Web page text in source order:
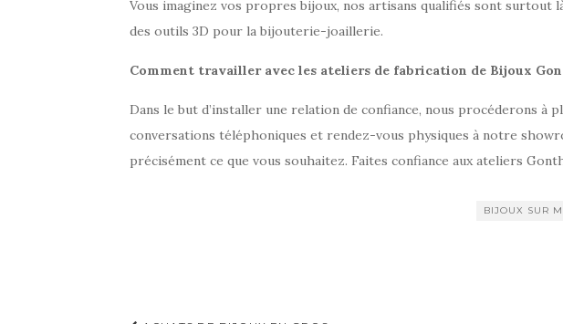
Vous imaginez vos propres bijoux, nos artisans qualifiés sont surtout
des outils 3D pour la bijouterie-joaillerie.
Comment travailler avec les ateliers de fabrication de Bijoux
Dans le but d’installer une relation de confiance, nous procéderons à
conversations téléphoniques et rendez-vous physiques à notre
précisément ce que vous souhaitez. Faites confiance aux ateliers
BIJOUX SUR